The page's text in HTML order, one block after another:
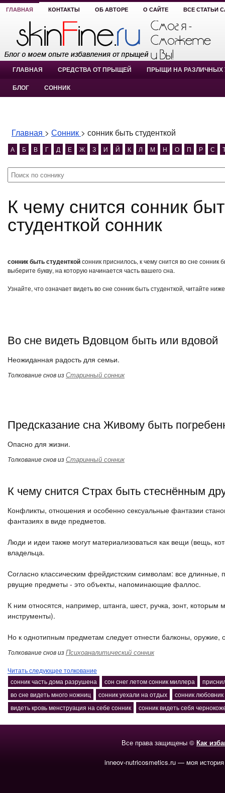
ГЛАВНАЯ КОНТАКТЫ ОБ АВТОРЕ О САЙТЕ ВСЕ СТАТЬИ
ГЛАВНАЯ СРЕДСТВА ОТ ПРЫЩЕЙ ПРЫЩИ НА РАЗЛИЧНЫХ
БЛОГ СОННИК
Главная > Сонник > сонник быть студенткой
А Б В Г Д Е Ж З И Й К Л М Н О П Р С
К чему снится сонник быть студенткой? сонник быть
студенткой сонник
сонник быть студенткойсонник приснилось, к чему снится во сне
выберите букву, на которую начинается часть вашего сна.
Узнайте, что означает видеть во сне сонник быть студенткой, читайте
Во сне видеть Вдовцом быть или вдовой
Неожиданная радость для семьи.
Толкование снов изСтаринный сонник
Предсказание сна Живому быть
Опасно для жизни.
Толкование снов изСтаринный сонник
К чему снится Страх быть стеснённым
Конфликты, отношения и особенно сексуальные фантазии
фантазиях в виде предметов.
Люди и идеи также могут материализоваться как вещи (вещь,
владельца.
Согласно классическим фрейдистским символам: все
рвущие предметы - это объекты, напоминающие фаллос.
К ним относятся, например, штанга, шест, ручка, зонт,
инструменты).
Но к однотипным предметам следует отнести балконы, оружие,
Толкование снов изПсихоаналитический сонник
Читать следующее толкование
сонник часть дома разрушена
сон снег летом сонник миллера
во сне видеть много ножниц
сонник уехали на отдых
сонник
видеть кровь менструация на себе сонник
сонник видеть себя
Все права защищены © Как
inneov-nutricosmetics.ru — моя